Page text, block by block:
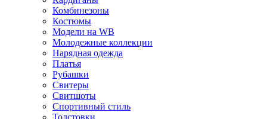
Комбинезоны
Костюмы
Модели на WB
Молодежные коллекции
Нарядная одежда
Платья
Рубашки
Свитеры
Свитшоты
Спортивный стиль
Толстовки